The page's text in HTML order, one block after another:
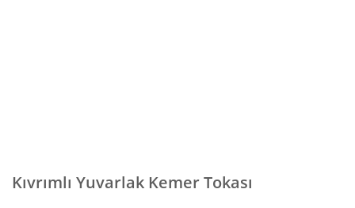
Kıvrımlı Yuvarlak Kemer Tokası